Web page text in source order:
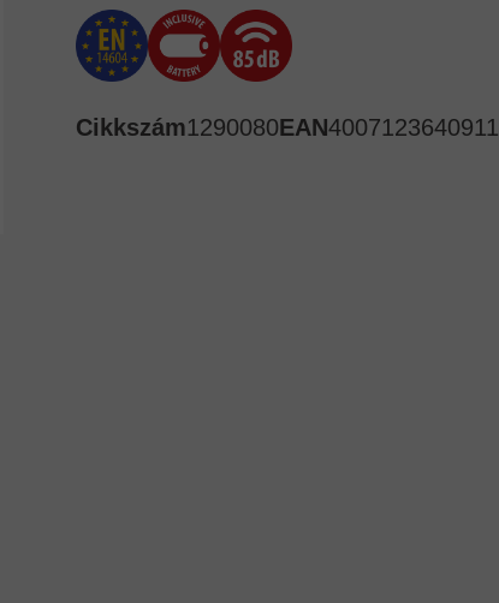
Cikkszám1290080EAN4007123640911